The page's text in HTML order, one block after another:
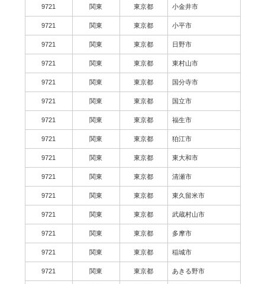
9721 関東 東京都 小金井市
9721 関東 東京都 小平市
9721 関東 東京都 日野市
9721 関東 東京都 東村山市
9721 関東 東京都 国分寺市
9721 関東 東京都 国立市
9721 関東 東京都 福生市
9721 関東 東京都 狛江市
9721 関東 東京都 東大和市
9721 関東 東京都 清瀬市
9721 関東 東京都 東久留米市
9721 関東 東京都 武蔵村山市
9721 関東 東京都 多摩市
9721 関東 東京都 稲城市
9721 関東 東京都 あきる野市